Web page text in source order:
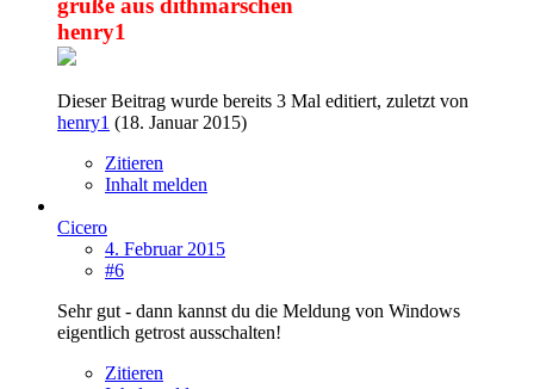
grüße aus dithmarschen
henry1
Dieser Beitrag wurde bereits 3 Mal editiert, zuletzt von
henry1 (18. Januar 2015)
Zitieren
Inhalt melden
Cicero
4. Februar 2015
#6
Sehr gut - dann kannst du die Meldung von Windows
eigentlich getrost ausschalten!
Zitieren